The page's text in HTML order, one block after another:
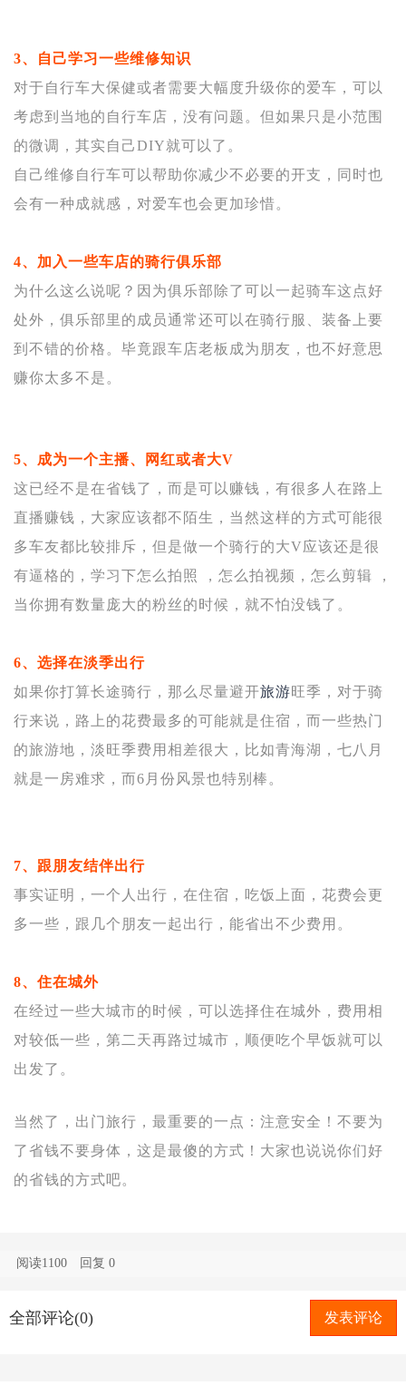
3、自己学习一些维修知识
对于自行车大保健或者需要大幅度升级你的爱车，可以
考虑到当地的自行车店，没有问题。但如果只是小范围
的微调，其实自己DIY就可以了。
自己维修自行车可以帮助你减少不必要的开支，同时也
会有一种成就感，对爱车也会更加珍惜。
4、加入一些车店的骑行俱乐部
为什么这么说呢？因为俱乐部除了可以一起骑车这点好
处外，俱乐部里的成员通常还可以在骑行服、装备上要
到不错的价格。毕竟跟车店老板成为朋友，也不好意思
赚你太多不是。
5、成为一个主播、网红或者大V
这已经不是在省钱了，而是可以赚钱，有很多人在路上
直播赚钱，大家应该都不陌生，当然这样的方式可能很
多车友都比较排斥，但是做一个骑行的大V应该还是很
有逼格的，学习下怎么拍照 ，怎么拍视频，怎么剪辑 ，
当你拥有数量庞大的粉丝的时候，就不怕没钱了。
6、选择在淡季出行
如果你打算长途骑行，那么尽量避开旅游旺季，对于骑
行来说，路上的花费最多的可能就是住宿，而一些热门
的旅游地，淡旺季费用相差很大，比如青海湖，七八月
就是一房难求，而6月份风景也特别棒。
7、跟朋友结伴出行
事实证明，一个人出行，在住宿，吃饭上面，花费会更
多一些，跟几个朋友一起出行，能省出不少费用。
8、住在城外
在经过一些大城市的时候，可以选择住在城外，费用相
对较低一些，第二天再路过城市，顺便吃个早饭就可以
出发了。
当然了，出门旅行，最重要的一点： 注意安全！ 不要为
了省钱不要身体，这是最傻的方式！ 大家也说说你们好
的省钱的方式吧。
阅读1100 回复0
全部评论(0) 发表评论